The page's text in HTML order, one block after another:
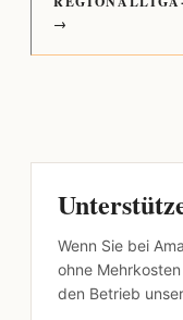
→
Wenn Sie bei
ohne
den Betrieb